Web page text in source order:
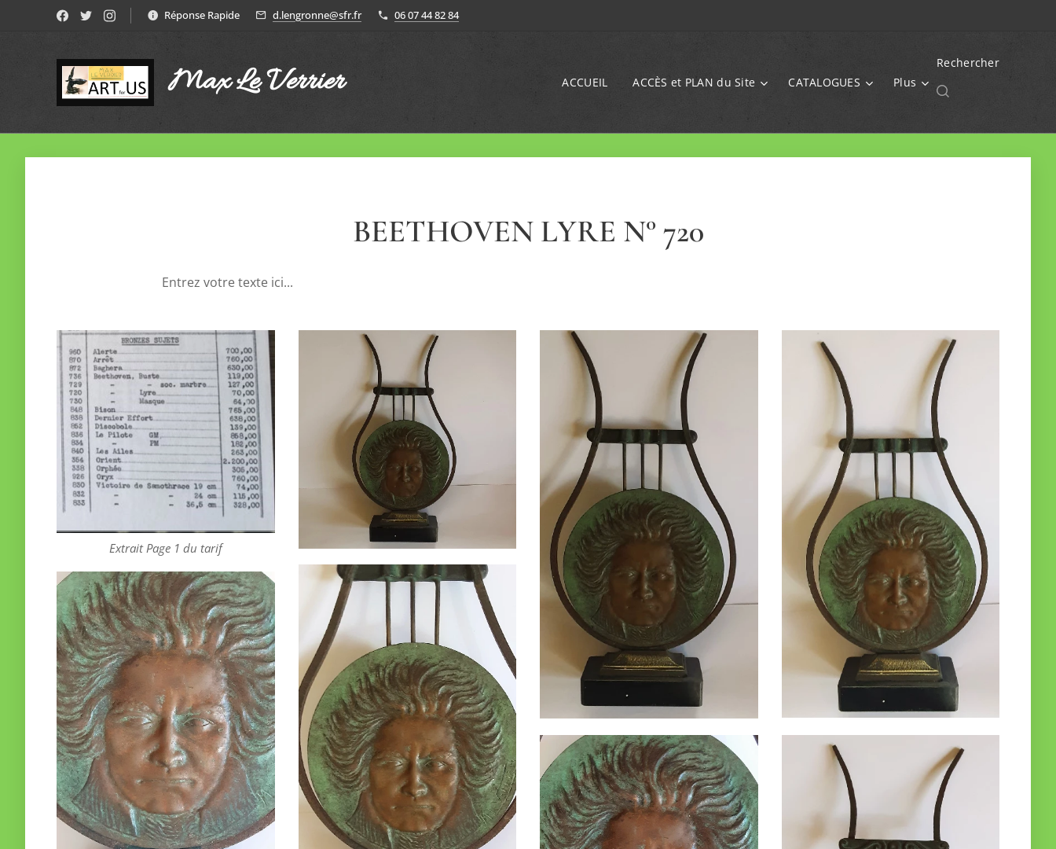
Réponse Rapide d.lengronne@sfr.fr 06 07 44 82 84
Max Le Verrier ACCUEIL ACCÈS et PLAN du Site CATALOGUES Plus
Rechercher
BEETHOVEN LYRE N° 720
Entrez votre texte ici...
Extrait Page 1 du tarif